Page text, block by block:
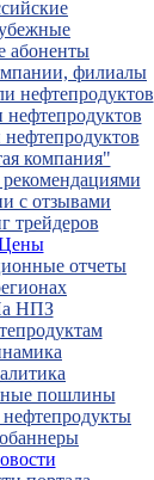
абоненты
филиалы
нефтепродуктов
компания"
с отзывами
трейдеров
отчеты
НПЗ
пошлины